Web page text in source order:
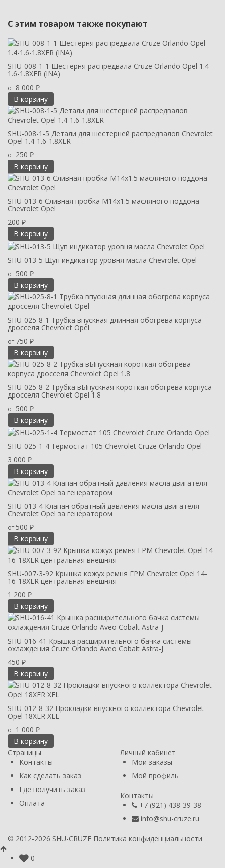
С этим товаром также покупают
SHU-008-1-1 Шестерня распредвала Cruze Orlando Opel 1.4-
1.6-1.8XER (INA)
от 8 000 ₽
В корзину
SHU-008-1-5 Детали для шестерней распредвалов Chevrolet
Opel 1.4-1.6-1.8XER
от 250 ₽
В корзину
SHU-013-6 Сливная пробка M14x1.5 масляного поддона
Chevrolet Opel
200 ₽
В корзину
SHU-013-5 Щуп индикатор уровня масла Chevrolet Opel
от 500 ₽
В корзину
SHU-025-8-1 Трубка впускная длинная обогрева корпуса
дросселя Chevrolet Opel
от 750 ₽
В корзину
SHU-025-8-2 Трубка вЫпускная короткая обогрева корпуса
дросселя Chevrolet Opel 1.8
от 500 ₽
В корзину
SHU-025-1-4 Термостат 105 Chevrolet Cruze Orlando Opel
3 000 ₽
В корзину
SHU-013-4 Клапан обратный давления масла двигателя
Chevrolet Opel за генератором
от 500 ₽
В корзину
SHU-007-3-92 Крышка кожух ремня ГРМ Chevrolet Opel 14-
16-18XER центральная внешняя
1 200 ₽
В корзину
SHU-016-41 Крышка расширительного бачка системы
охлаждения Cruze Orlando Aveo Cobalt Astra-J
450 ₽
В корзину
SHU-012-8-32 Прокладки впускного коллектора Chevrolet
Opel 18XER XEL
от 1 000 ₽
В корзину
Страницы
Контакты
Как сделать заказ
Где получить заказ
Оплата
Личный кабинет
Мои заказы
Мой профиль
Контакты
+7 (921) 438-39-38
info@shu-cruze.ru
© 2012-2026 SHU-CRUZE Политика конфиденциальности
0